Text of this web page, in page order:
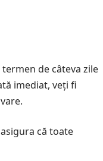
de câteva zile
imediat, veți fi
că toate